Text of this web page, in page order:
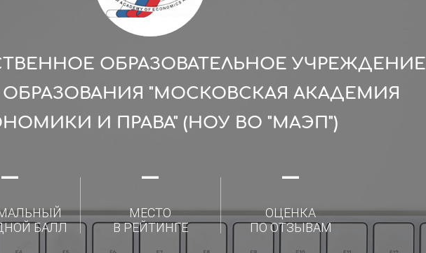
ОБРАЗОВАТЕЛЬНОЕ УЧРЕЖДЕНИЕ
"МОСКОВСКАЯ АКАДЕМИЯ
И ПРАВА" (НОУ ВО "МАЭП")
—
БАЛЛ
—
МЕСТО
В РЕЙТИНГЕ
—
ОЦЕНКА
ПО ОТЗЫВАМ